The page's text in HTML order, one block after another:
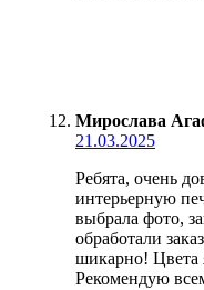
Мирослава
21.03.2025
Ребята, очень
интерьерную
выбрала фото,
обработали
шикарно! Цвета
Рекомендую